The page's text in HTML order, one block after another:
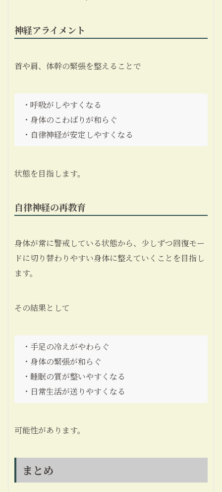
神経アライメント
首や肩、体幹の緊張を整えることで
・呼吸がしやすくなる
・身体のこわばりが和らぐ
・自律神経が安定しやすくなる
状態を目指します。
自律神経の再教育
身体が常に警戒している状態から、少しずつ回復モー
ドに切り替わりやすい身体に整えていくことを目指し
ます。
その結果として
・手足の冷えがやわらぐ
・身体の緊張が和らぐ
・睡眠の質が整いやすくなる
・日常生活が送りやすくなる
可能性があります。
まとめ